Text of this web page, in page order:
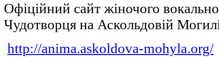
Офіційний сайт жіночого
Чудотворця на Аскольдовій
http://anima.askoldova-mohyla.org/